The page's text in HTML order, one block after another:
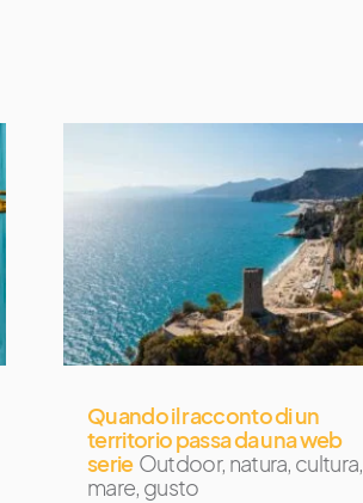
Quando il racconto di un
territorio passa da una web
serie Outdoor, natura, cultura,
mare, gusto